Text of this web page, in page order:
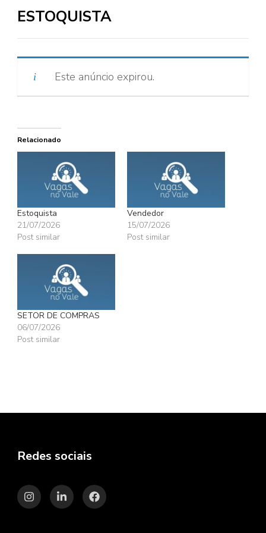
ESTOQUISTA
Este anúncio expirou.
Relacionado
Estoquista
21/07/2026
Post similar
Vendedor
15/07/2026
Post similar
SETOR DE COMPRAS
06/07/2026
Post similar
Redes sociais